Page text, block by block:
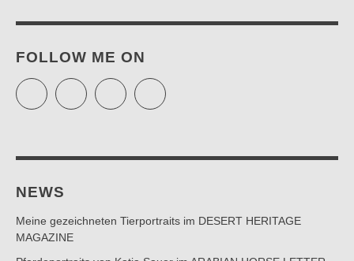
FOLLOW ME ON
Twitter FacebookInstagram
NEWS
Meine gezeichneten Tierportraits im DESERT HERITAGE
MAGAZINE